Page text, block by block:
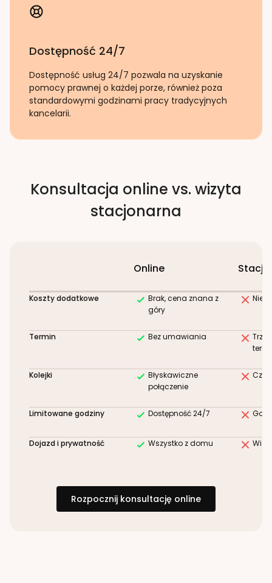
Dostępność 24/7
Dostępność usług 24/7 pozwala na uzyskanie
pomocy prawnej o każdej porze, również poza
standardowymi godzinami pracy tradycyjnych
kancelarii.
Konsultacja online vs. wizyta
stacjonarna
Online
Koszty dodatkowe
Brak, cena znana z
góry
Termin Bez umawiania
Kolejki
Błyskawiczne
połączenie
Limitowane godziny Dostępność 24/7
Dojazd i prywatność Wszystko z domu
Rozpocznij konsultację online